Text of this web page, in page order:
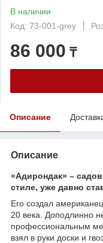
В наличии
Код: 73-001-grey
86 000 ₸
Описание
Описание
«Адирондак» –
стиле, уже давно
Его создал
20 века. Доподлинно
профессиональным
взял в руки доски и